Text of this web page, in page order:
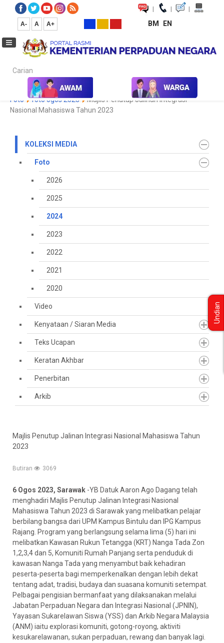
| | |
A- A A+ BM EN
Carian...
Laman Utama Media Koleksi Media Foto 2024
Galeri
Foto
foto ogos 2023
Majlis Penutup Jalinan Integrasi
Nasional Mahasiswa Tahun 2023
KOLEKSI MEDIA
Foto
2026
2025
2024
2023
2022
2021
2020
Video
Kenyataan / Siaran Media
Teks Ucapan
Keratan Akhbar
Penerbitan
Arkib
Majlis Penutup Jalinan Integrasi Nasional Mahasiswa Tahun
2023
Butiran 3069
6 Ogos 2023, Sarawak -YB Datuk Aaron Ago Dagang telah
menghadiri Majlis Penutup Jalinan Integrasi Nasional
Mahasiswa Tahun 2023 di Sarawak yang melibatkan pelajar
berbilang bangsa dari UPM Kampus Bintulu dan IPG Kampus
Rajang. Program yang berlangsung selama lima (5) hari ini
melibatkan Kawasan Rukun Tetangga (KRT) Nanga Tada Zon
1,2,3,4 dan 5, Komuniti Rumah Panjang serta penduduk di
kawasan Nanga Tada yang menyambut baik kehadiran
peserta-peserta bagi memperkenalkan dengan lebih dekat
tentang adat, tradisi, budaya dan suasana komuniti setempat.
Pelbagai pengisian bermanfaat yang dilaksanakan melalui
Jabatan Perpaduan Negara dan Integrasi Nasional (JPNIN),
Yayasan Sukarelawan Siswa (YSS) dan Arkib Negara Malaysia
(ANM) iaitu explorasi komuniti, gotong-royong, aktiviti
kesukarelawanan, sukan perpaduan, rewang dan banyak lagi.
Undian